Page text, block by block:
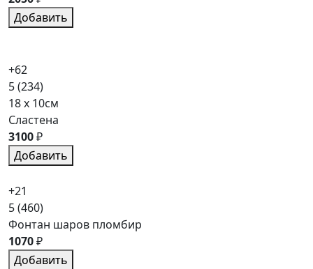
Добавить
+62
5(234)
18 x 10см
Сластена
3100₽
Добавить
+21
5(460)
Фонтан шаров пломбир
1070₽
Добавить